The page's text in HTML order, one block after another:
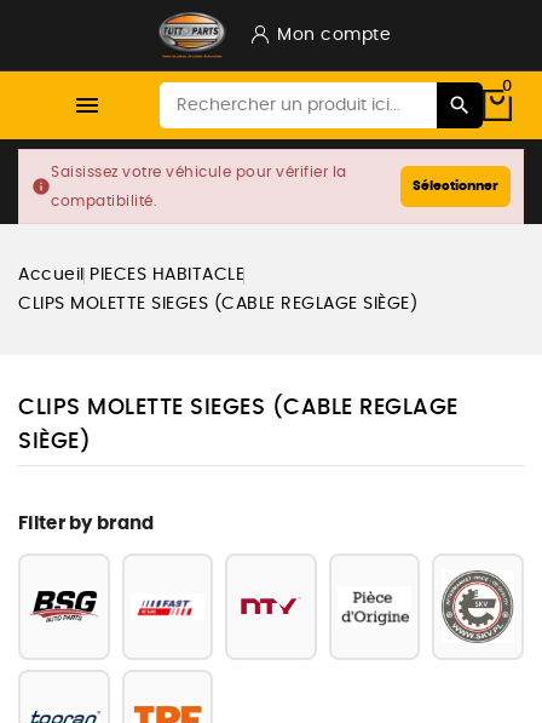
Mon compte

0
info
Saisissez votre véhicule pour vérifier la
compatibilité.
Sélectionner
Accueil
PIECES HABITACLE
CLIPS MOLETTE SIEGES (CABLE REGLAGE SIÈGE)
CLIPS MOLETTE SIEGES (CABLE REGLAGE
SIÈGE)
Filter by brand